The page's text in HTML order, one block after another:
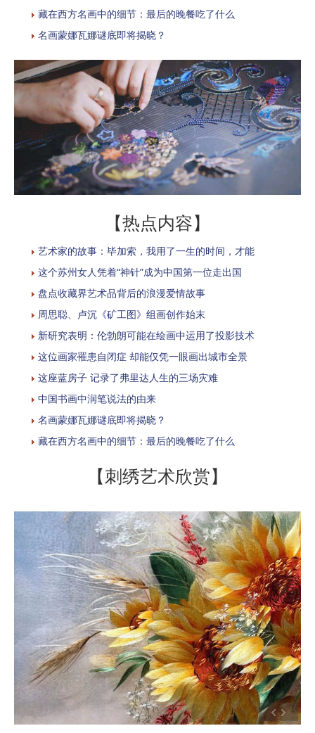
藏在西方名画中的细节：最后的晚餐吃了什么
名画蒙娜瓦娜谜底即将揭晓？
【热点内容】
艺术家的故事：毕加索，我用了一生的时间，才能
这个苏州女人凭着“神针”成为中国第一位走出国
盘点收藏界艺术品背后的浪漫爱情故事
周思聪、卢沉《矿工图》组画创作始末
新研究表明：伦勃朗可能在绘画中运用了投影技术
这位画家罹患自闭症 却能仅凭一眼画出城市全景
这座蓝房子 记录了弗里达人生的三场灾难
中国书画中润笔说法的由来
名画蒙娜瓦娜谜底即将揭晓？
藏在西方名画中的细节：最后的晚餐吃了什么
【刺绣艺术欣赏】